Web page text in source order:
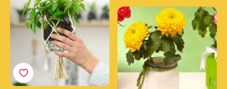
een lege Nutella® pot
Een prachtige
bloempot maken met
Nutella®